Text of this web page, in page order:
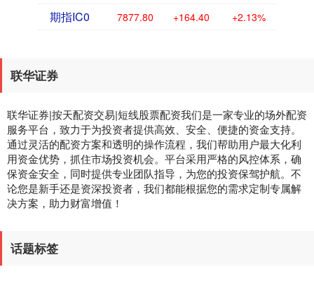
期指IC0 7877.80 +164.40 +2.13%
联华证券
联华证券|按天配资交易|短线股票配资我们是一家专业的场外配资
服务平台，致力于为投资者提供高效、安全、便捷的资金支持。
通过灵活的配资方案和透明的操作流程，我们帮助用户最大化利
用资金优势，抓住市场投资机会。平台采用严格的风控体系，确
保资金安全，同时提供专业团队指导，为您的投资保驾护航。不
论您是新手还是资深投资者，我们都能根据您的需求定制专属解
决方案，助力财富增值！
话题标签